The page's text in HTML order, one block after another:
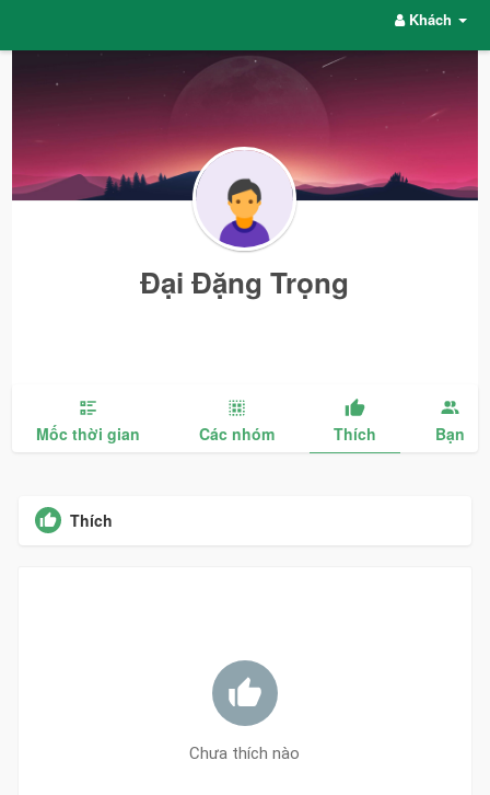
Khách
Đại Đặng Trọng
Mốc thời gian Các nhóm Thích Bạn
Thích
Chưa thích nào